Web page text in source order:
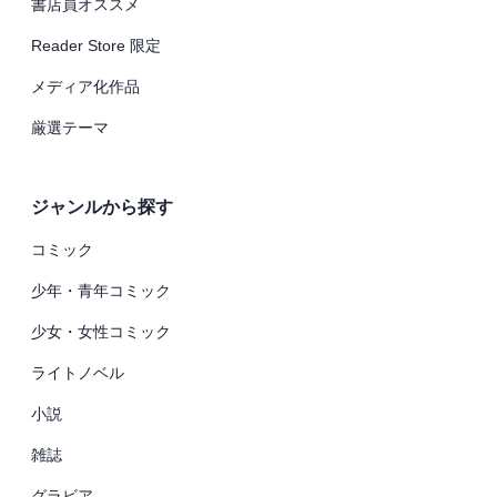
書店員オススメ
Reader Store 限定
メディア化作品
厳選テーマ
ジャンルから探す
コミック
少年・青年コミック
少女・女性コミック
ライトノベル
小説
雑誌